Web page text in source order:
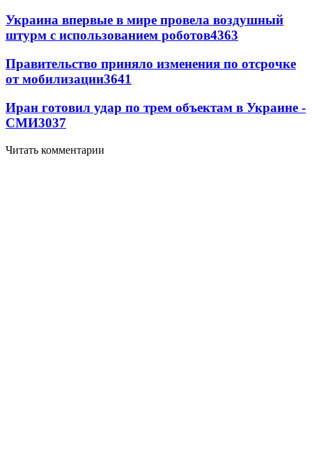
Украина впервые в мире провела воздушный
штурм с использованием роботов4363
Правительство приняло изменения по отсрочке
от мобилизации3641
Иран готовил удар по трем объектам в Украине -
СМИ3037
Читать комментарии